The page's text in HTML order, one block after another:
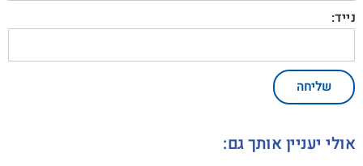
נייד:
שליחה
אולי יעניין אותך גם: